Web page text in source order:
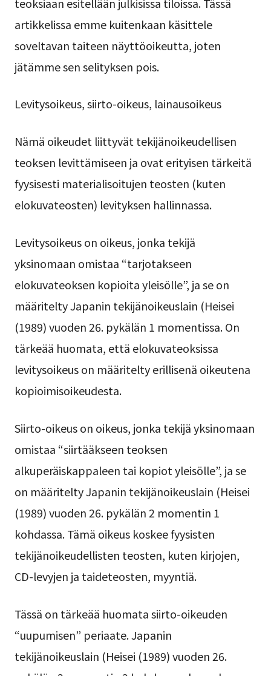
artikkelissa emme kuitenkaan käsittele
soveltavan taiteen näyttöoikeutta, joten
jätämme sen selityksen pois.
Levitysoikeus, siirto-oikeus, lainausoikeus
Nämä oikeudet liittyvät tekijänoikeudellisen
teoksen levittämiseen ja ovat erityisen tärkeitä
fyysisesti materialisoitujen teosten (kuten
elokuvateosten) levityksen hallinnassa.
Levitysoikeus on oikeus, jonka tekijä
yksinomaan omistaa “tarjotakseen
elokuvateoksen kopioita yleisölle”, ja se on
määritelty Japanin tekijänoikeuslain (Heisei
(1989) vuoden 26. pykälän 1 momentissa. On
tärkeää huomata, että elokuvateoksissa
levitysoikeus on määritelty erillisenä oikeutena
kopioimisoikeudesta.
Siirto-oikeus on oikeus, jonka tekijä yksinomaan
omistaa “siirtääkseen teoksen
alkuperäiskappaleen tai kopiot yleisölle”, ja se
on määritelty Japanin tekijänoikeuslain (Heisei
(1989) vuoden 26. pykälän 2 momentin 1
kohdassa. Tämä oikeus koskee fyysisten
tekijänoikeudellisten teosten, kuten kirjojen,
CD-levyjen ja taideteosten, myyntiä.
Tässä on tärkeää huomata siirto-oikeuden
“uupumisen” periaate. Japanin
tekijänoikeuslain (Heisei (1989) vuoden 26.